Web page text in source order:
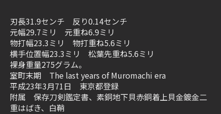
刃長31.9センチ 反り0.14センチ
元幅29.7ミリ 元重ね6.9ミリ
物打幅23.3ミリ 物打重ね5.6ミリ
横手位置幅23.3ミリ 松葉先重ね5.6ミリ
裸身重量275グラム。
室町末期 The last years of Muromachi era
平成23年3月71日 東京都登録
附属 保存刀剣鑑定書、素銅地下貝赤銅着上貝金鍍金二
重はばき、白鞘